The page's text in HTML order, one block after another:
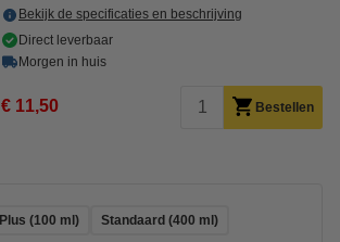
Bekijk de specificaties en beschrijving
Direct leverbaar
Morgen in huis
€ 11,50 Bestellen
Plus (100 ml)
Standaard (400 ml)